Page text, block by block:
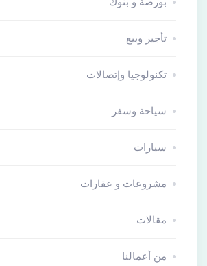
تأجير وبيع
تكنولوجيا وإتصالات
سياحة وسفر
سيارات
مشروعات و عقارات
مقالات
من أعمالنا